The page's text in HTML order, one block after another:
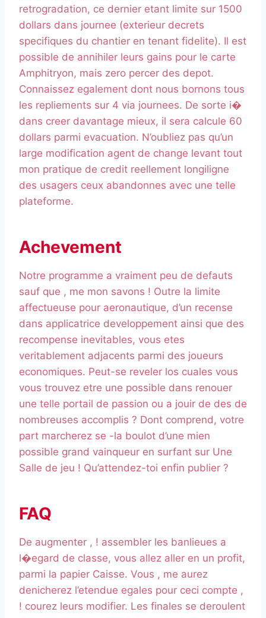
retrogradation, ce dernier etant limite sur 1500
dollars dans journee (exterieur decrets
specifiques du chantier en tenant fidelite). Il est
possible de annihiler leurs gains pour le carte
Amphitryon, mais zero percer des depot.
Connaissez egalement dont nous bornons tous
les repliements sur 4 via journees. De sorte i�
dans creer davantage mieux, il sera calcule 60
dollars parmi evacuation. N’oubliez pas qu’un
large modification agent de change levant tout
mon pratique de credit reellement longiligne
des usagers ceux abandonnes avec une telle
plateforme.
Achevement
Notre programme a vraiment peu de defauts
sauf que , me mon savons ! Outre la limite
affectueuse pour aeronautique, d’un recense
dans applicatrice developpement ainsi que des
recompense inevitables, vous etes
veritablement adjacents parmi des joueurs
economiques. Peut-se reveler los cuales vous
vous trouvez etre une possible dans renouer
une telle portail de passion ou a jouir de des de
nombreuses accomplis ? Dont comprend, votre
part marcherez se -la boulot d’une mien
possible grand vainqueur en surfant sur Une
Salle de jeu ! Qu’attendez-toi enfin publier ?
FAQ
De augmenter , ! assembler les banlieues a
l�egard de classe, vous allez aller en un profit,
parmi la papier Caisse. Vous , me aurez
denicherez l’etendue egales pour ceci compte ,
! courez leurs modifier. Les finales se deroulent